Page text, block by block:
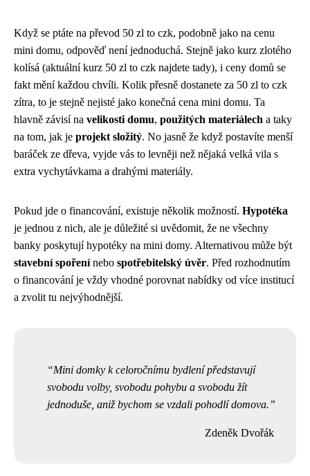
Když se ptáte na převod 50 zl to czk, podobně jako na cenu
mini domu, odpověď není jednoduchá. Stejně jako kurz zlotého
kolísá (aktuální kurz 50 zl to czk najdete tady), i ceny domů se
fakt mění každou chvíli. Kolik přesně dostanete za 50 zl to czk
zítra, to je stejně nejisté jako konečná cena mini domu. Ta
hlavně závisí na velikosti domu, použitých materiálech a taky
na tom, jak je projekt složitý. No jasně že když postavíte menší
baráček ze dřeva, vyjde vás to levněji než nějaká velká vila s
extra vychytávkama a drahými materiály.
Pokud jde o financování, existuje několik možností. Hypotéka
je jednou z nich, ale je důležité si uvědomit, že ne všechny
banky poskytují hypotéky na mini domy. Alternativou může být
stavební spořenínebo spotřebitelský úvěr. Před rozhodnutím
o financování je vždy vhodné porovnat nabídky od více institucí
a zvolit tu nejvýhodnější.
Mini domky k celoročnímu bydlení představují
svobodu volby, svobodu pohybu a svobodu žít
jednoduše, aniž bychom se vzdali pohodlí domova.
Zdeněk Dvořák